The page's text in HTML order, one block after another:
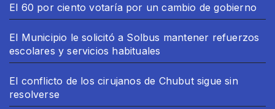
El 60 por ciento votaría por un cambio de gobierno
El Municipio le solicitó a Solbus mantener refuerzos
escolares y servicios habituales
El conflicto de los cirujanos de Chubut sigue sin
resolverse